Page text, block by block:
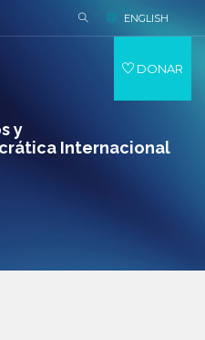
y
Internacional
ENGLISH
DONAR